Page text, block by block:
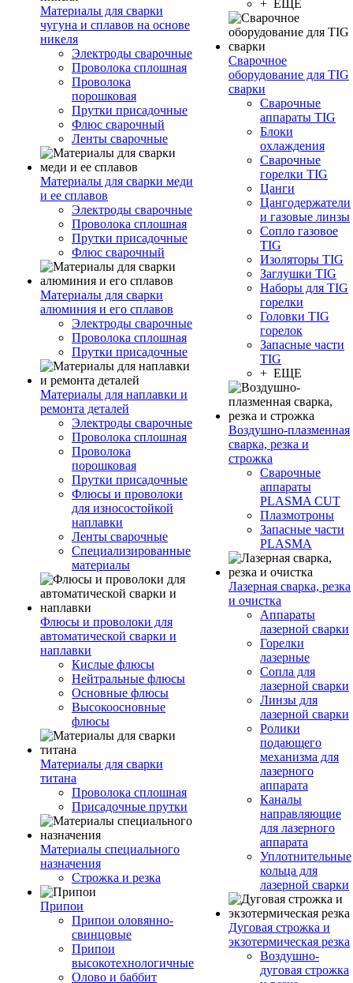
Материалы для сварки
чугуна и сплавов на основе
никеля
Электроды сварочные
Проволока сплошная
Проволока
порошковая
Прутки присадочные
Флюс сварочный
Ленты сварочные
Материалы для сварки меди
и ее сплавов
Электроды сварочные
Проволока сплошная
Прутки присадочные
Флюс сварочный
Материалы для сварки
алюминия и его сплавов
Электроды сварочные
Проволока сплошная
Прутки присадочные
Материалы для наплавки и
ремонта деталей
Электроды сварочные
Проволока сплошная
Проволока
порошковая
Прутки присадочные
Флюсы и проволоки
для износостойкой
наплавки
Ленты сварочные
Специализированные
материалы
Флюсы и проволоки для
автоматической сварки и
наплавки
Кислые флюсы
Нейтральные флюсы
Основные флюсы
Высокоосновные
флюсы
Материалы для сварки
титана
Проволока сплошная
Присадочные прутки
Материалы специального
назначения
Строжка и резка
Припои
Припои оловянно-
свинцовые
Припои
высокотехнологичные
Олово и баббит
+ ЕЩЕ
Сварочное
оборудование для TIG
сварки
Сварочные
аппараты TIG
Блоки
охлаждения
Сварочные
горелки TIG
Цанги
Цангодержатели
и газовые линзы
Сопло газовое
TIG
Изоляторы TIG
Заглушки TIG
Наборы для TIG
горелки
Головки TIG
горелок
Запасные части
TIG
+ ЕЩЕ
Воздушно-плазменная
сварка, резка и
строжка
Сварочные
аппараты
PLASMA CUT
Плазмотроны
Запасные части
PLASMA
Лазерная сварка, резка
и очистка
Аппараты
лазерной сварки
Горелки
лазерные
Сопла для
лазерной сварки
Линзы для
лазерной сварки
Ролики
подающего
механизма для
лазерного
аппарата
Каналы
направляющие
для лазерного
аппарата
Уплотнительные
кольца для
лазерной сварки
Дуговая строжка и
экзотермическая резка
Воздушно-
дуговая строжка